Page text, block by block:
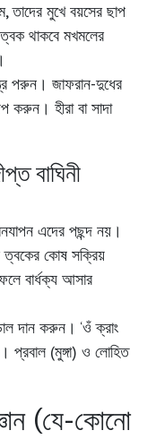
তাদের মুখে বয়সের ছাপ
থাকবে মখমলের
পরুন। জাফরান-দুধের
করুন। হীরা বা সাদা
বাঘিনী
এদের পছন্দ নয়।
ত্বকের কোষ সক্রিয়
বার্ধক্য আসার
দান করুন। ‘ওঁ ক্রাং
প্রবাল (মুঙ্গা) ও লোহিত
(যে-কোনো